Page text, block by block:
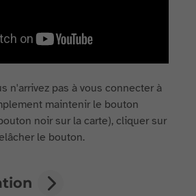
n'arrivez pas à vous connecter à
maintenir le bouton
noir sur la carte), cliquer sur
le bouton.